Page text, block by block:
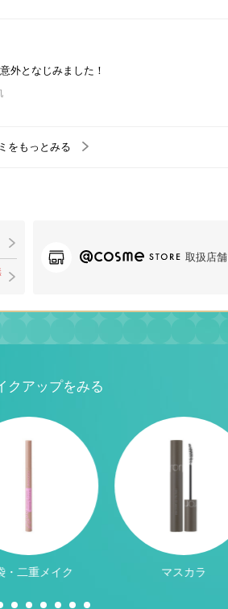
外となじみました！
をもっとみる
取扱店舗
クアップをみる
・二重メイク マスカラ